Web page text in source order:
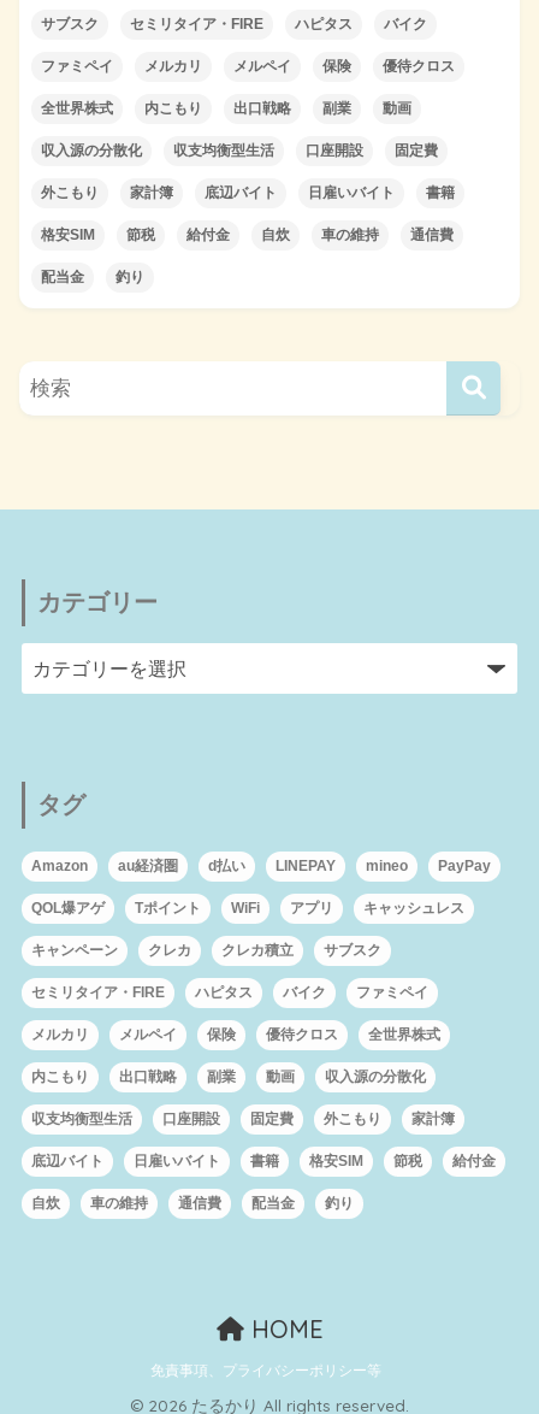
サブスク セミリタイア・FIRE ハピタス バイク
ファミペイ メルカリ メルペイ 保険 優待クロス
全世界株式 内こもり 出口戦略 副業 動画
収入源の分散化 収支均衡型生活 口座開設 固定費
外こもり 家計簿 底辺バイト 日雇いバイト 書籍
格安SIM 節税 給付金 自炊 車の維持 通信費
配当金 釣り
カテゴリー
タグ
Amazon au経済圏 d払い LINEPAY mineo PayPay
QOL爆アゲ Tポイント WiFi アプリ キャッシュレス
キャンペーン クレカ クレカ積立 サブスク
セミリタイア・FIRE ハピタス バイク ファミペイ
メルカリ メルペイ 保険 優待クロス 全世界株式
内こもり 出口戦略 副業 動画 収入源の分散化
収支均衡型生活 口座開設 固定費 外こもり 家計簿
底辺バイト 日雇いバイト 書籍 格安SIM 節税 給付金
自炊 車の維持 通信費 配当金 釣り
HOME
免責事項、プライバシーポリシー等
© 2026 たるかり All rights reserved.